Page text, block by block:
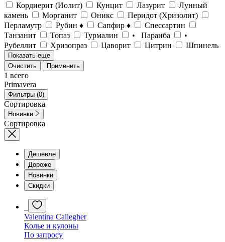
Кордиерит (Иолит)
Кунцит Лазурит
Лунный
камень
Морганит Оникс
Перидот (Хризолит)
Перламутр
Рубин ♦ Сапфир ♦
Спессартин
Танзанит
Топаз Турмалин • Параиба
•
Рубеллит
Хризопраз Цаворит Цитрин Шпинель
Показать еще
Очистить
Применить
1 всего
Primavera
Фильтры (0)
Сортировка
Новинки
Сортировка
Дешевле
Дороже
Новинки
Скидки
Valentina Callegher
Колье и кулоны
По запросу